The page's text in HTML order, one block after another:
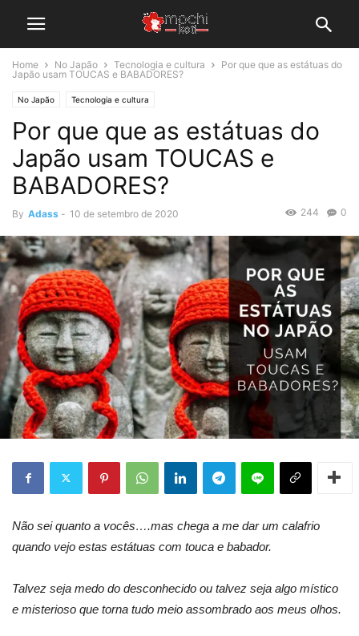
Home No Japão Tecnologia e cultura
Por que que as estátuas do
Japão usam TOUCAS e BABADORES?
No Japão Tecnologia e cultura
Por que que as estátuas do
Japão usam TOUCAS e
BABADORES?
By Adass - 10 de setembro de 2020 0
244
Não sei quanto a vocês….mas chega a me dar um calafrio
quando vejo estas estátuas com touca e babador.
Talvez seja medo do desconhecido ou talvez seja algo místico
e misterioso que torna tudo meio assombrado aos meus olhos.